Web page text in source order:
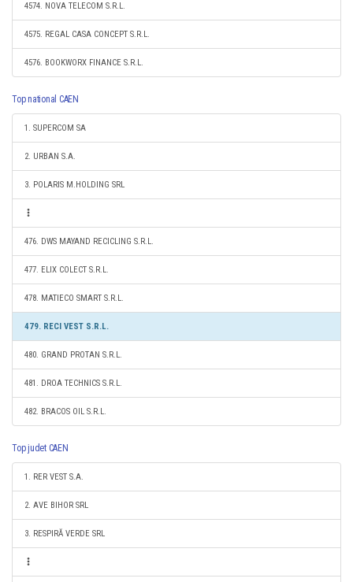
4574. NOVA TELECOM S.R.L.
4575. REGAL CASA CONCEPT S.R.L.
4576. BOOKWORX FINANCE S.R.L.
Top national CAEN
1. SUPERCOM SA
2. URBAN S.A.
3. POLARIS M.HOLDING SRL
476. DWS MAYAND RECICLING S.R.L.
477. ELIX COLECT S.R.L.
478. MATIECO SMART S.R.L.
479. RECI VEST S.R.L.
480. GRAND PROTAN S.R.L.
481. DROA TECHNICS S.R.L.
482. BRACOS OIL S.R.L.
Top judet CAEN
1. RER VEST S.A.
2. AVE BIHOR SRL
3. RESPIRĂ VERDE SRL